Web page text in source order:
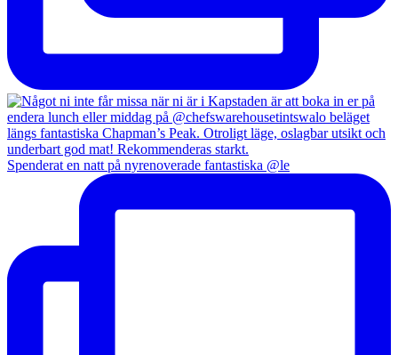
Spenderat en natt på nyrenoverade fantastiska @le